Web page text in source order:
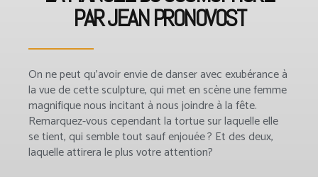
PAR JEAN PRONOVOST
On ne peut qu’avoir envie de danser avec exubérance à
la vue de cette sculpture, qui met en scène une femme
magnifique nous incitant à nous joindre à la fête.
Remarquez-vous cependant la tortue sur laquelle elle
se tient, qui semble tout sauf enjouée ? Et des deux,
laquelle attirera le plus votre attention?